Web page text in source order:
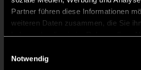
Partner führen diese Informationen
weiteren Daten zusammen, die Sie
Notwendig
Staff
Elisa JESSEN-